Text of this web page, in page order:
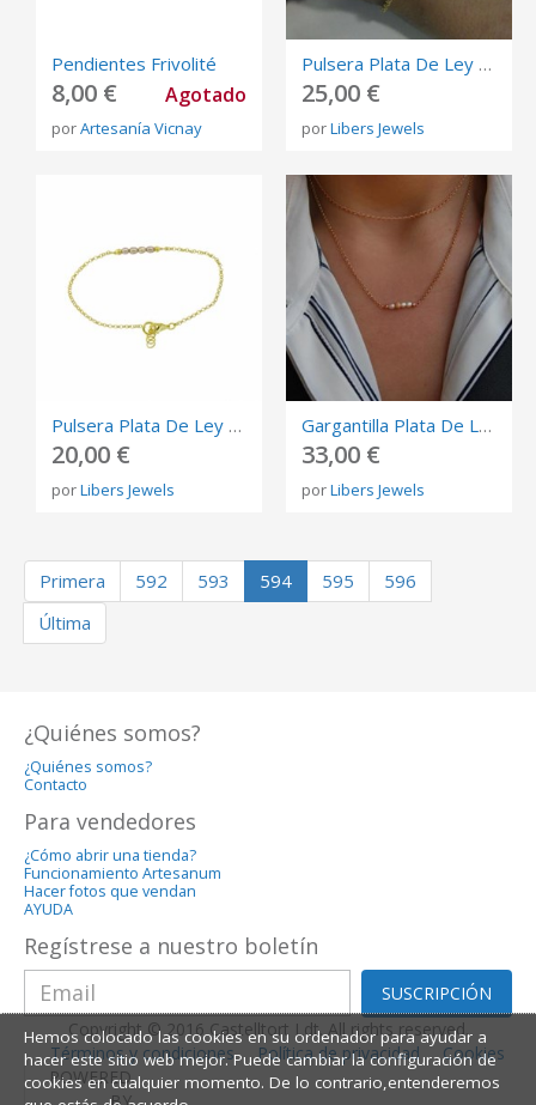
Pendientes Frivolité
8,00 € Agotado
porArtesanía Vicnay
Pulsera Plata De Ley 925 Con Calcedonia.
25,00 €
porLibers Jewels
Pulsera Plata De Ley 925 Con Perlas.
20,00 €
porLibers Jewels
Gargantilla Plata De Ley 925 Con Perlas.
33,00 €
porLibers Jewels
Primera 592 593 594 595
596
Última
¿Quiénes somos?
¿Quiénes somos?
Contacto
Para vendedores
¿Cómo abrir una tienda?
Funcionamiento Artesanum
Hacer fotos que vendan
AYUDA
Regístrese a nuestro boletín
SUSCRIPCIÓN
Copyright © 2016 Castelltort Ldt. All rights reserved.
Términos y condiciones
Política de privacidad
Cookies
POWERED
Hemos colocado las cookies en su ordenador para ayudar a
hacer este sitio web mejor. Puede cambiar la configuración de
cookies en cualquier momento. De lo contrario,entenderemos